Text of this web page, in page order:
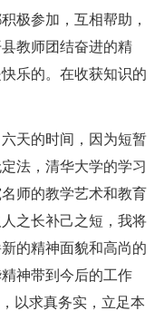
极参加，互相帮助，
教师团结奋进的精
乐的。在收获知识的
天的时间，因为短暂
法，清华大学的学习
师的教学艺术和教育
之长补己之短，我将
的精神面貌和高尚的
神带到今后的工作
以求真务实，立足本